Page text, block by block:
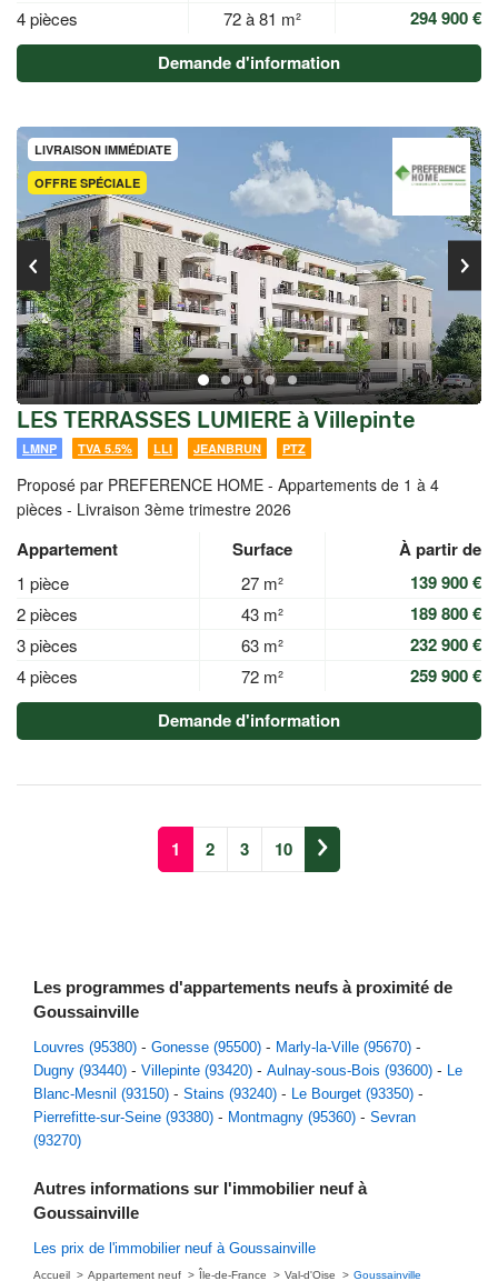
4 pièces 72 à 81 m²
294 900 €
Demande d'information
OFFRE SPÉCIALE
LIVRAISON IMMÉDIATE
LES TERRASSES LUMIERE à Villepinte
LMNP TVA 5.5% LLI JEANBRUN PTZ
Proposé par PREFERENCE HOME - Appartements de 1 à 4
pièces - Livraison 3ème trimestre 2026
Appartement Surface À partir de
1 pièce 27 m² 139 900 €
2 pièces 43 m² 189 800 €
3 pièces 63 m² 232 900 €
4 pièces 72 m²
259 900 €
Demande d'information
1 2 3 10
Les programmes d'appartements neufs à proximité de
Goussainville
Louvres (95380) Gonesse (95500)
Marly-la-Ville (95670)
Dugny (93440)
Villepinte (93420) Aulnay-sous-Bois (93600)
Le
Blanc-Mesnil (93150)
Stains (93240)
Le Bourget (93350)
Pierrefitte-sur-Seine (93380)
Montmagny (95360)
Sevran
(93270)
Autres informations sur l'immobilier neuf à
Goussainville
Les prix de l'immobilier neuf à Goussainville
Accueil Appartement neuf Île-de-France Val-d'Oise Goussainville